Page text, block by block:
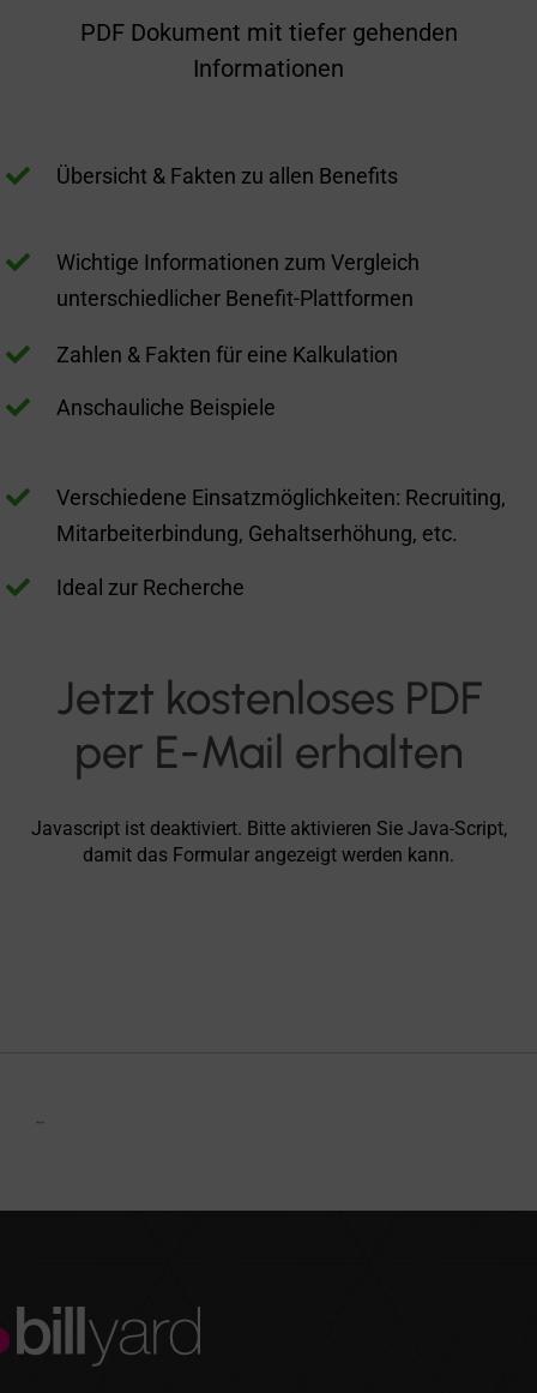
PDF Dokument mit tiefer gehenden
Informationen
 Übersicht & Fakten zu allen Benefits

Wichtige Informationen zum Vergleich
unterschiedlicher Benefit-Plattformen
 Zahlen & Fakten für eine Kalkulation
 Anschauliche Beispiele

Verschiedene Einsatzmöglichkeiten: Recruiting,
Mitarbeiterbindung, Gehaltserhöhung, etc.
 Ideal zur Recherche
Jetzt kostenloses PDF
per E-Mail erhalten
Javascript ist deaktiviert. Bitte aktivieren Sie Java-Script,
damit das Formular angezeigt werden kann.